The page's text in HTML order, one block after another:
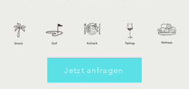
Jetzt anfragen